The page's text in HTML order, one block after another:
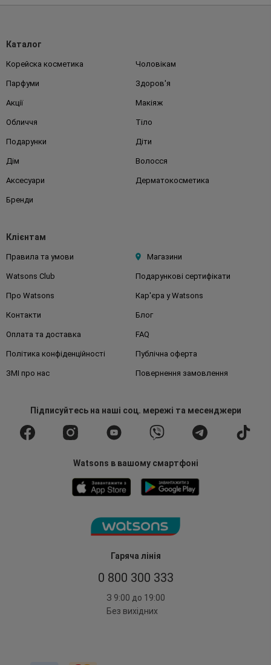
Гаряча лінія
0 800 300 333
З 9:00 до 19:00
Без вихідних
Каталог
Корейска косметика Чоловікам
Парфуми Здоров'я
Акції Макіяж
Обличчя Тіло
Подарунки Діти
Дім Волосся
Аксесуари Дерматокосметика
Бренди
Клієнтам
Правила та умови Магазини
Watsons Club Подарункові сертифікати
Про Watsons Кар'єра у Watsons
Контакти Блог
Оплата та доставка FAQ
Політика конфіденційності Публічна оферта
ЗМІ про нас Повернення замовлення
Підписуйтесьна наші соц. мережі та месенджери
Watsons в вашому смартфоні